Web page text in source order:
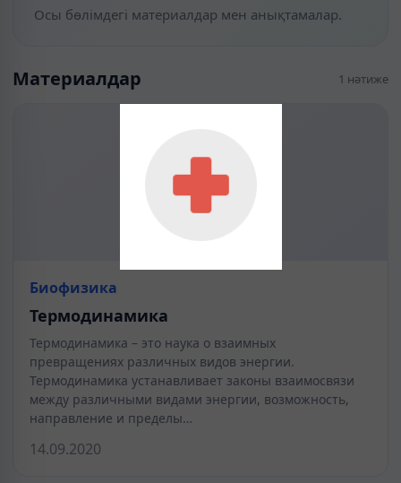
Осы бөлімдегі материалдар мен анықтамалар.
Материалдар 1 нәтиже
Биофизика
Термодинамика
Термодинамика – это наука о взаимных
превращениях различных видов энергии.
Термодинамика устанавливает законы взаимосвязи
между различными видами энергии, возможность,
направление и пределы…
14.09.2020